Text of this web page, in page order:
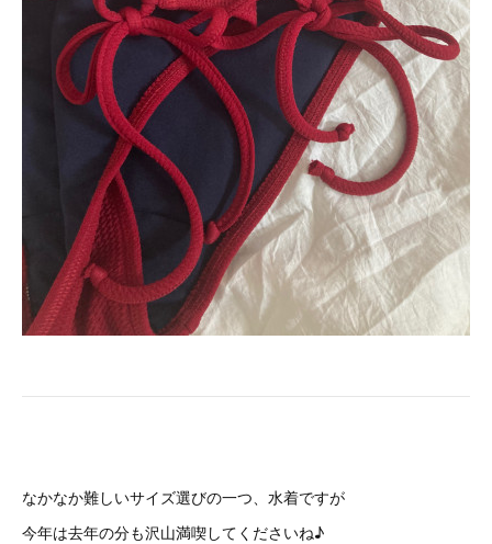
なかなか難しいサイズ選びの一つ、水着ですが
今年は去年の分も沢山満喫してくださいね♪